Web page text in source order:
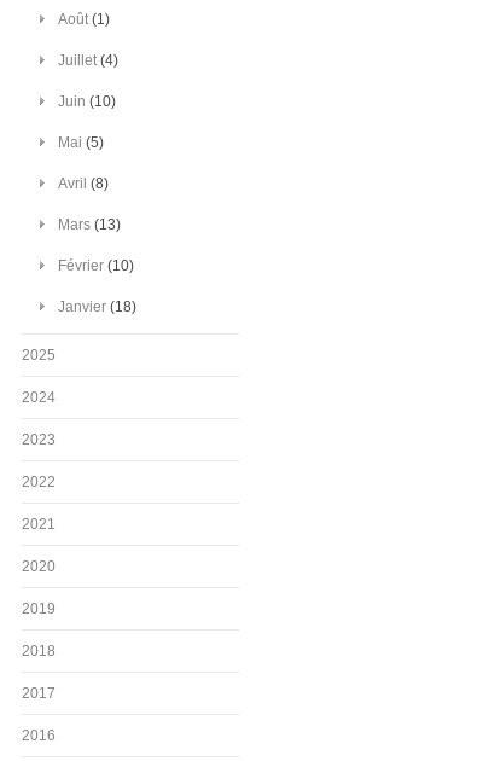
Août(1)
Juillet(4)
Juin (10)
Mai (5)
Avril (8)
Mars (13)
Février (10)
Janvier (18)
2025
2024
2023
2022
2021
2020
2019
2018
2017
2016